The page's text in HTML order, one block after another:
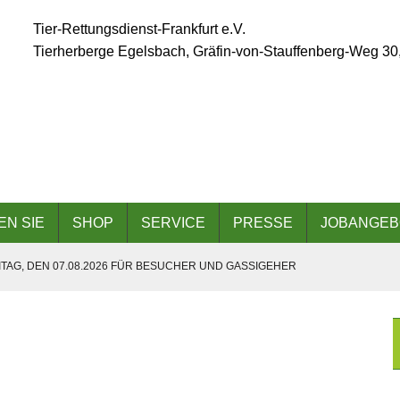
Tier-Rettungsdienst-Frankfurt e.V.
Tierherberge Egelsbach, Gräfin-von-Stauffenberg-Weg
SIE SHOP SERVICE PRESSE
DEN 07.08.2026 FÜR BESUCHER UND GASSIGEHER